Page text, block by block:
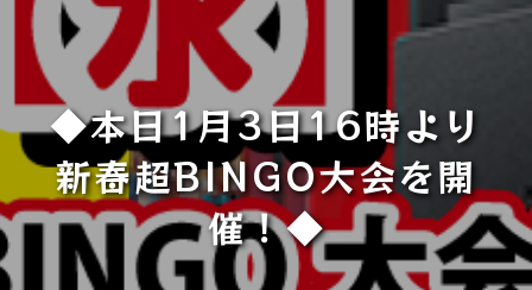
◆本日1月3日16時より
新春超BINGO大会を開
催！◆